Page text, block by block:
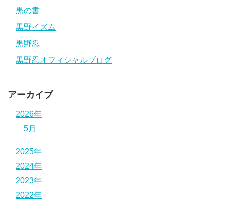
黒の書
黒野イズム
黒野忍
黒野忍オフィシャルブログ
アーカイブ
2026年
5月
2025年
2024年
2023年
2022年